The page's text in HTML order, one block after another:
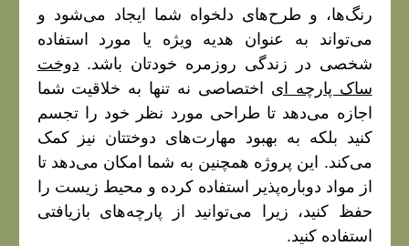
رنگ‌ها، و طرح‌های دلخواه شما ایجاد می‌شود و
می‌تواند به عنوان هدیه ویژه یا مورد استفاده
شخصی در زندگی روزمره خودتان باشد. دوخت
ساک پارچه‌ ای اختصاصی نه تنها به خلاقیت شما
اجازه می‌دهد تا طراحی مورد نظر خود را تجسم
کنید بلکه به بهبود مهارت‌های دوختتان نیز کمک
می‌کند. این پروژه همچنین به شما امکان می‌دهد تا
از مواد دوباره‌پذیر استفاده کرده و محیط زیست را
حفظ کنید، زیرا می‌توانید از پارچه‌های بازیافتی
استفاده کنید.